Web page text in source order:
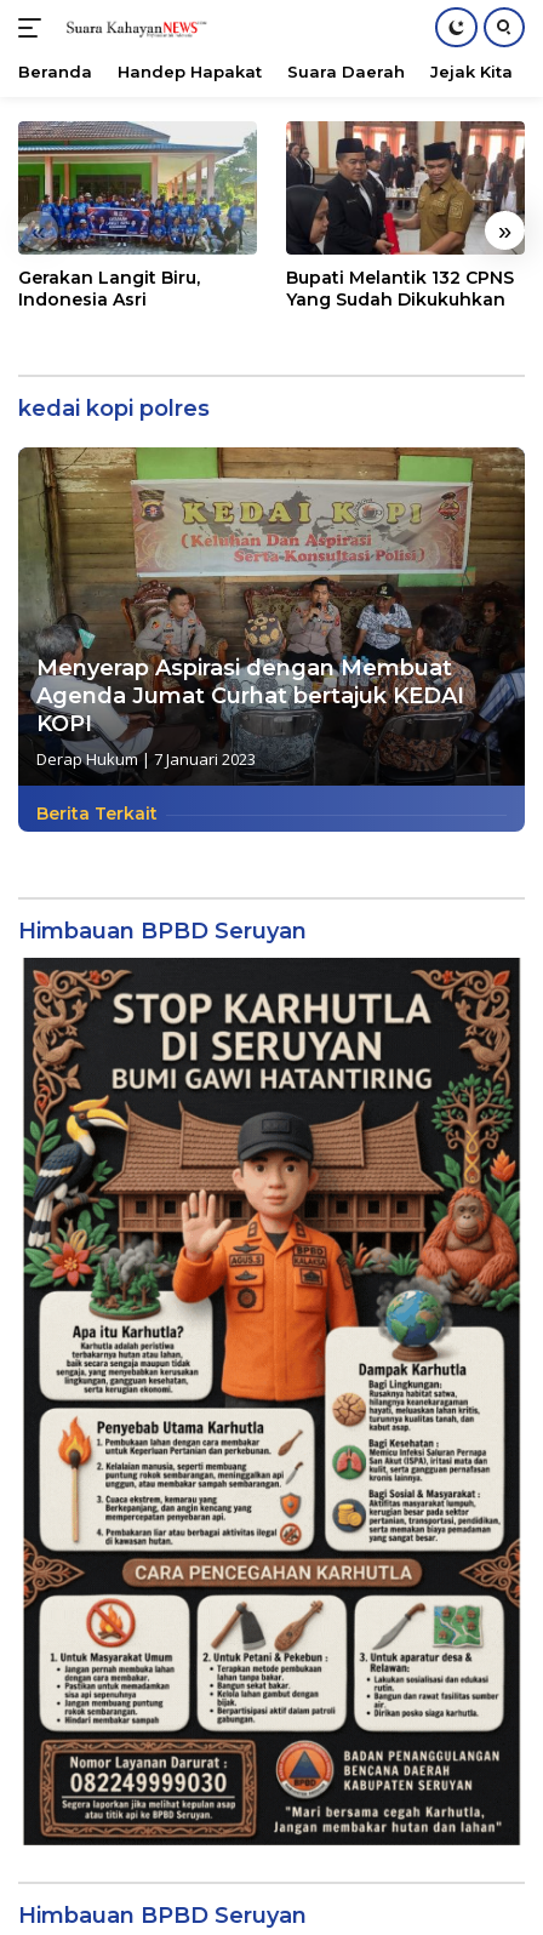
konten
Beranda Handep Hapakat Suara Daerah Jejak Kita
« »
Gerakan Langit Biru,
Indonesia Asri
Bupati Melantik 132 CPNS
Yang Sudah Dikukuhkan
kedai kopi polres
Menyerap Aspirasi dengan Membuat
Agenda Jumat Curhat bertajuk KEDAI
KOPI
Derap Hukum| 7 Januari 2023
Berita Terkait
Himbauan BPBD Seruyan
Himbauan BPBD Seruyan